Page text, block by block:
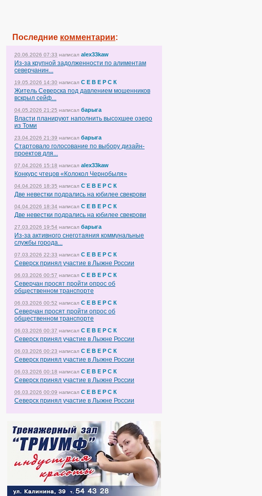
Последние комментарии:
20.06.2026 07:33 написал alex33kaw
Из-за крупной задолженности по алиментам
северчанин...
19.05.2026 14:30 написал С Е В Е Р С К
Житель Северска под давлением мошенников
вскрыл сейф...
04.05.2026 21:25 написал барыга
Власти планируют наполнить высохшее озеро
из Томи
23.04.2026 21:39 написал барыга
Стартовало голосование по выбору дизайн-
проектов для...
07.04.2026 15:18 написал alex33kaw
Конкурс чтецов «Колокол Чернобыля»
04.04.2026 18:35 написал С Е В Е Р С К
Две невестки подрались на юбилее свекрови
04.04.2026 18:34 написал С Е В Е Р С К
Две невестки подрались на юбилее свекрови
27.03.2026 19:54 написал барыга
Из-за активного снеготаяния коммунальные
службы города...
07.03.2026 22:33 написал С Е В Е Р С К
Северск принял участие в Лыжне России
06.03.2026 00:57 написал С Е В Е Р С К
Северчан просят пройти опрос об
общественном транспорте
06.03.2026 00:52 написал С Е В Е Р С К
Северчан просят пройти опрос об
общественном транспорте
06.03.2026 00:37 написал С Е В Е Р С К
Северск принял участие в Лыжне России
06.03.2026 00:23 написал С Е В Е Р С К
Северск принял участие в Лыжне России
06.03.2026 00:18 написал С Е В Е Р С К
Северск принял участие в Лыжне России
06.03.2026 00:09 написал С Е В Е Р С К
Северск принял участие в Лыжне России